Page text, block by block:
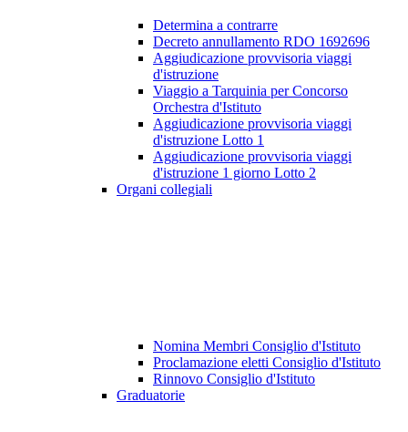
Determina a contrarre
Decreto annullamento RDO 1692696
Aggiudicazione provvisoria viaggi
d'istruzione
Viaggio a Tarquinia per Concorso
Orchestra d'Istituto
Aggiudicazione provvisoria viaggi
d'istruzione Lotto 1
Aggiudicazione provvisoria viaggi
d'istruzione 1 giorno Lotto 2
Organi collegiali
Nomina Membri Consiglio d'Istituto
Proclamazione eletti Consiglio d'Istituto
Rinnovo Consiglio d'Istituto
Graduatorie